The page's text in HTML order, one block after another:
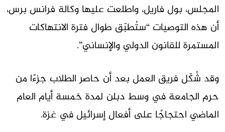
المجلس، بول فاريل، واطلعت عليها وكالة فرانس برس،
أن هذه التوصيات “ستُطبّق طوال فترة الانتهاكات
المستمرة للقانون الدولي والإنساني”.
وقد شُكّل فريق العمل بعد أن حاصر الطلاب جزءًا من
حرم الجامعة في وسط دبلن لمدة خمسة أيام العام
الماضي احتجاجًا على أفعال إسرائيل في غزة.